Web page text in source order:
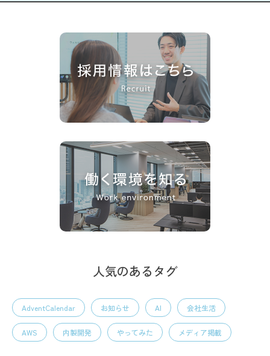
人気のあるタグ
AdventCalendar お知らせ AI 会社生活
AWS 内製開発 やってみた メディア掲載